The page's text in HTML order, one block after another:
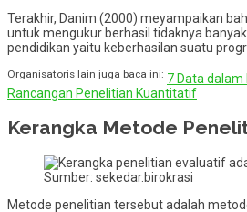
Terakhir, Danim (2000) meyampaikan
untuk mengukur berhasil tidaknya
pendidikan yaitu keberhasilan suatu
Organisatoris lain juga baca ini: 7 Data dalam
Rancangan Penelitian Kuantitatif
Kerangka Metode
Sumber: sekedar.birokrasi
Metode penelitian tersebut adalah